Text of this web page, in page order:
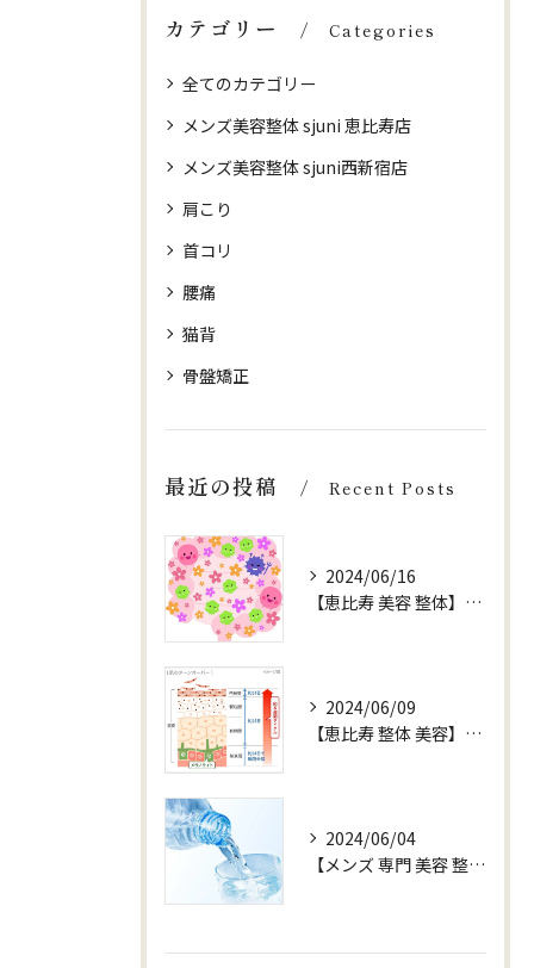
カテゴリー Categories
全てのカテゴリー
メンズ美容整体 sjuni 恵比寿店
メンズ美容整体 sjuni西新宿店
肩こり
首コリ
腰痛
猫背
骨盤矯正
最近の投稿 Recent Posts
2024/06/16
【恵比寿 美容 整体】【健康 腸内環境】
2024/06/09
【恵比寿 整体 美容】お水 ターンオーバー
2024/06/04
【メンズ 専門 美容 整体 sjuni】【水以外ののみものはOK?】